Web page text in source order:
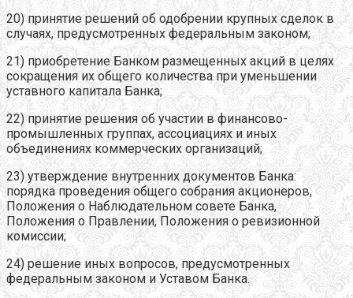
20) принятие решений об одобрении крупных сделок в
случаях, предусмотренных федеральным законом;
21) приобретение Банком размещенных акций в целях
сокращения их общего количества при уменьшении
уставного капитала Банка;
22) принятие решения об участии в финансово-
промышленных группах, ассоциациях и иных
объединениях коммерческих организаций;
23) утверждение внутренних документов Банка:
порядка проведения общего собрания акционеров,
Положения о Наблюдательном совете Банка,
Положения о Правлении, Положения о ревизионной
комиссии;
24) решение иных вопросов, предусмотренных
федеральным законом и Уставом Банка.